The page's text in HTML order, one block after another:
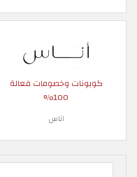
كوبونات وخصومات فعالة
100%
اناس